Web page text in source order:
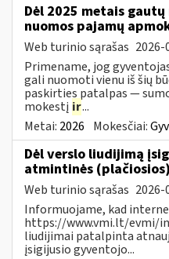
Dėl 2025 metais
nuomos pajamų
Web turinio sąrašas 2026-
Primename, jog
gali nuomoti vienu iš šių
paskirties patalpas —
mokestį ir...
Metai: 2026 Mokesčiai:
Dėl verslo liudijimą
atmintinės
Web turinio sąrašas 2026-
Informuojame, kad
https://www.vmi.lt/evmi/
liudijimai patalpinta
įsigijusio gyventojo...